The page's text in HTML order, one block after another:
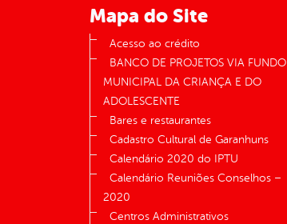
Mapa do Site
Acesso ao crédito
BANCO DE PROJETOS VIA FUNDO
MUNICIPAL DA CRIANÇA E DO
ADOLESCENTE
Bares e restaurantes
Cadastro Cultural de Garanhuns
Calendário 2020 do IPTU
Calendário Reuniões Conselhos –
2020
Centros Administrativos